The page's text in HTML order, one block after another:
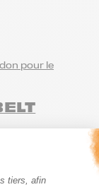
tiers, afin
pour le